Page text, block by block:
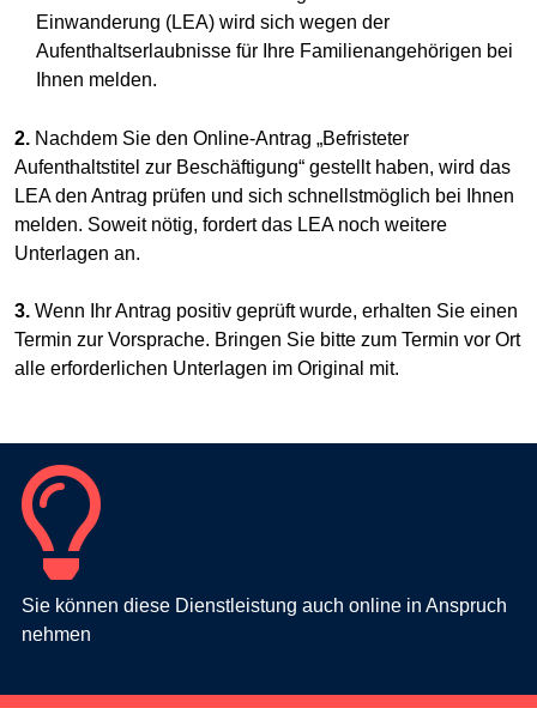
Einwanderung (LEA) wird sich wegen der
Aufenthaltserlaubnisse für Ihre Familienangehörigen bei
Ihnen melden.
2. Nachdem Sie den Online-Antrag „Befristeter
Aufenthaltstitel zur Beschäftigung“ gestellt haben, wird das
LEA den Antrag prüfen und sich schnellstmöglich bei Ihnen
melden. Soweit nötig, fordert das LEA noch weitere
Unterlagen an.
3. Wenn Ihr Antrag positiv geprüft wurde, erhalten Sie einen
Termin zur Vorsprache. Bringen Sie bitte zum Termin vor Ort
alle erforderlichen Unterlagen im Original mit.
Sie können diese Dienstleistung auch online in Anspruch
nehmen